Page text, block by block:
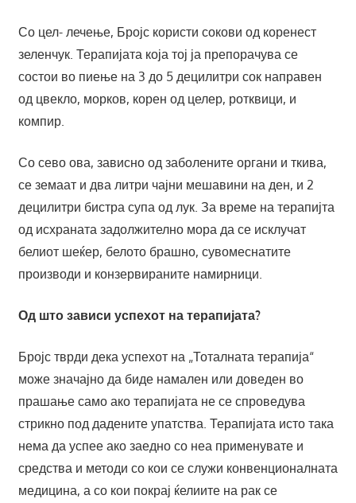
Со цел- лечење, Бројс користи сокови од коренест
зеленчук. Терапијата која тој ја препорачува се
состои во пиење на 3 до 5 децилитри сок направен
од цвекло, морков, корен од целер, ротквици, и
компир.
Со сево ова, зависно од заболените органи и ткива,
се земаат и два литри чајни мешавини на ден, и 2
децилитри бистра супа од лук. За време на терапијта
од исхраната задолжително мора да се исклучат
белиот шеќер, белото брашно, сувомеснатите
производи и конзервираните намирници.
Од што зависи успехот на терапијата?
Бројс тврди дека успехот на „Тоталната терапија“
може значајно да биде намален или доведен во
прашање само ако терапијата не се спроведува
стрикно под дадените упатства. Терапијата исто така
нема да успее ако заедно со неа применувате и
средства и методи со кои се служи конвенционалната
медицина, а со кои покрај ќелиите на рак се